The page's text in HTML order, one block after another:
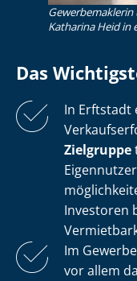
Katharina Heid in
Das
In Erftstadt
Zielgruppe
Investoren
Im
vor allem